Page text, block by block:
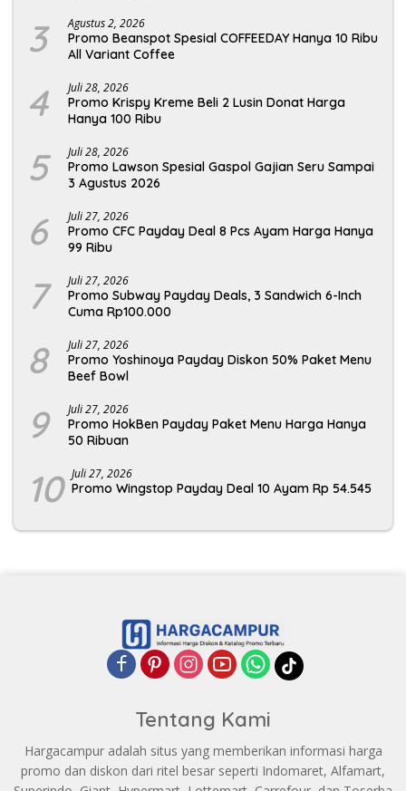
3 Agustus 2, 2026
Promo Beanspot Spesial COFFEEDAY Hanya 10 Ribu
All Variant Coffee
4 Juli 28, 2026
Promo Krispy Kreme Beli 2 Lusin Donat Harga
Hanya 100 Ribu
5 Juli 28, 2026
Promo Lawson Spesial Gaspol Gajian Seru Sampai
3 Agustus 2026
6 Juli 27, 2026
Promo CFC Payday Deal 8 Pcs Ayam Harga Hanya
99 Ribu
7 Juli 27, 2026
Promo Subway Payday Deals, 3 Sandwich 6-Inch
Cuma Rp100.000
8 Juli 27, 2026
Promo Yoshinoya Payday Diskon 50% Paket Menu
Beef Bowl
9 Juli 27, 2026
Promo HokBen Payday Paket Menu Harga Hanya
50 Ribuan
10 Juli 27, 2026
Promo Wingstop Payday Deal 10 Ayam Rp 54.545
Tentang Kami
Hargacampur adalah situs yang memberikan informasi harga
promo dan diskon dari ritel besar seperti Indomaret, Alfamart,